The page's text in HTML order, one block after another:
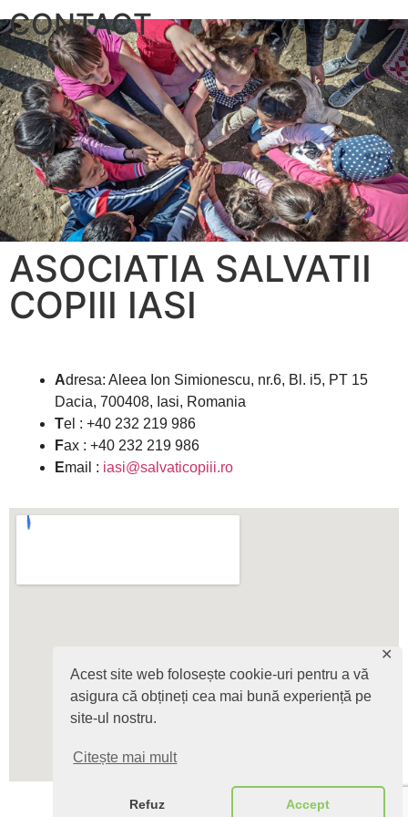
Acest site web folosește cookie-uri pentru a vă
asigura că obțineți cea mai bună experiență pe
site-ul nostru.
Citește mai mult
Refuz Accept
✕
CONTACT
ASOCIATIA SALVATII
COPIII IASI
Adresa: Aleea Ion Simionescu, nr.6, Bl. i5, PT 15
Dacia, 700408, Iasi, Romania
Tel : +40 232 219 986
Fax : +40 232 219 986
Email : iasi@salvaticopiii.ro